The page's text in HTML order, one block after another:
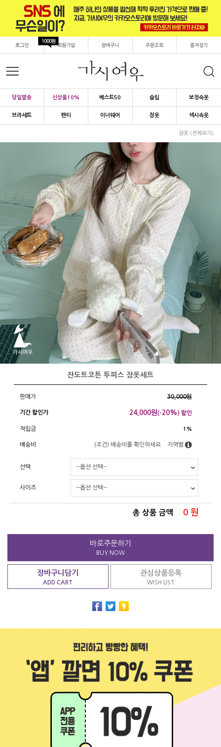
로그인 회원가입
1000원
장바구니 주문조회 즐겨찾기
당일발송 신상품10% 베스트50 슬립 보정속옷
브라세트 팬티 이너웨어 잠옷 섹시속옷
잠옷 (전체보기)
잔도트코튼 투피스 잠옷세트
판매가 30,000원
기간 할인가 24,000원(-20%) 할인
적립금 1%
배송비 (조건) 배송비를 확인하세요 지역별
선택
사이즈
총 상품 금액 0 원
바로주문하기
BUY NOW
장바구니담기
ADD CART
관심상품등록
WISH LIST